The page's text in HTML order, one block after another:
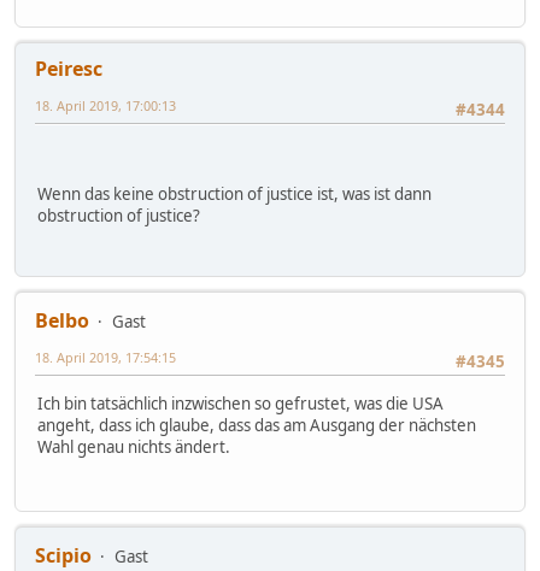
Peiresc
#4344
18. April 2019, 17:00:13
Wenn das keine obstruction of justice ist, was ist dann
obstruction of justice?
Belbo
Gast
#4345
18. April 2019, 17:54:15
Ich bin tatsächlich inzwischen so gefrustet, was die USA
angeht, dass ich glaube, dass das am Ausgang der nächsten
Wahl genau nichts ändert.
Scipio
Gast